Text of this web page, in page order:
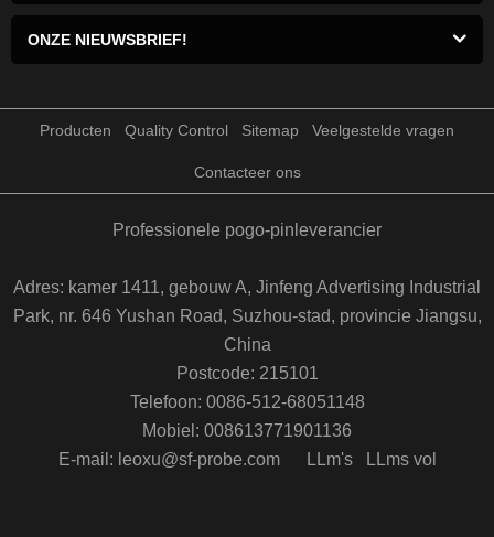
ONZE NIEUWSBRIEF!
Producten Quality Control Sitemap Veelgestelde vragen
Contacteer ons
Professionele pogo-pinleverancier
Adres: kamer 1411, gebouw A, Jinfeng Advertising Industrial
Park, nr. 646 Yushan Road, Suzhou-stad, provincie Jiangsu,
China
Postcode: 215101
Telefoon: 0086-512-68051148
Mobiel: 008613771901136
E-mail: leoxu@sf-probe.com
LLm's LLms vol